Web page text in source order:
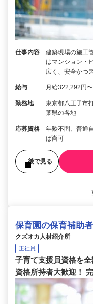
仕事内容
建築現場の施工
はマンション・
広く、安全かつ
給与 月給322,292円
勤務地
東京都八王子市
葉県の各地
応募資格
年齢不問、普通
ば尚可
後で見る
保育園の保育補助者
クズオカ人材紹介所
正社員
子育て支援員資格を
資格所持者大歓迎！